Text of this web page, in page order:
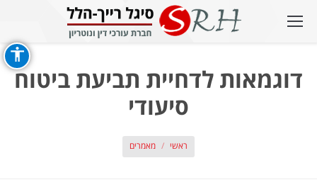
דוגמאות לדחיית תביעת ביטוח
סיעודי
ראשי מאמרים